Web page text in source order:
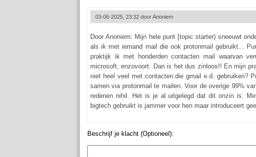
03-06-2025, 23:32 doorAnoniem
Door Anoniem: Mijn hele punt [topic starter) sneeuwt
als ik met iemand mail die ook protonmail gebruikt...
praktijk ik met honderden contacten mail waarvan
microsoft, enzovoort. Dan is het dus zinloos!! En mijn
niet heel veel met contacten die gmail e.d. gebruiken?
samen via protonmail te mailen. Voor de overige 99%
redenen nihil. Het is je al uitgelegd dat dit onzin is.
bigtech gebruikt is jammer voor hen maar introduceert
Beschrijf je klacht (Optioneel):